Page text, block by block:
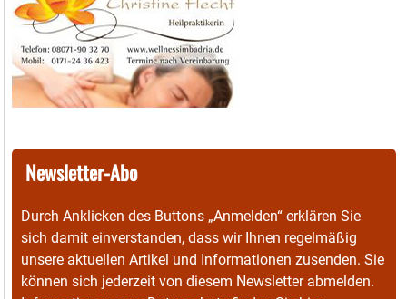
Newsletter-Abo
Durch Anklicken des Buttons „Anmelden“ erklären Sie
sich damit einverstanden, dass wir Ihnen regelmäßig
unsere aktuellen Artikel und Informationen zusenden. Sie
können sich jederzeit von diesem Newsletter abmelden.